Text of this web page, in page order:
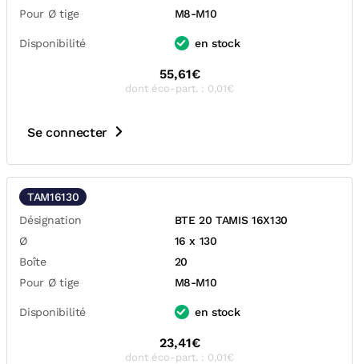
Pour Ø tige
M8-M10
Disponibilité en stock
55,61€
dont éco-part. : 0,01€
Se connecter
TAM16130
Désignation
BTE 20 TAMIS 16X130
Ø
16 x 130
Boîte
20
Pour Ø tige
M8-M10
Disponibilité en stock
23,41€
dont éco-part. : 0,01€